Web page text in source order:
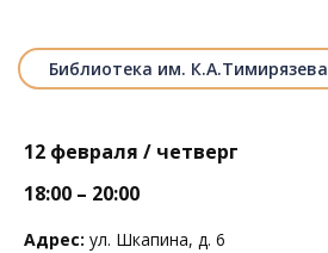
Библиотека им. К.А.Тимирязева
12 февраля / четверг
18:00 – 20:00
Адрес: ул. Шкапина, д. 6